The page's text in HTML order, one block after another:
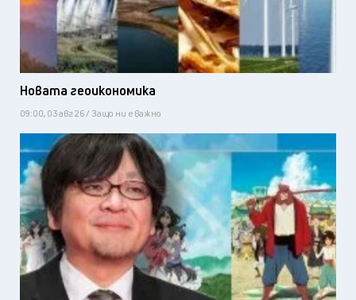
Новата геоикономика
09:00, 03 авг 26 / Защо ни е важно